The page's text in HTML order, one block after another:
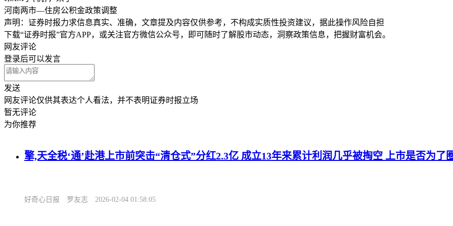
河南两市—住房公积金政策调整
声明：证券时报力求信息真实、准确，文章提及内容仅供参考，不构成实质性投资建议，据此操作风险自担
下载“证券时报”官方APP，或关注官方微信公众号，即可随时了解股市动态，洞察政策信息，把握财富机会。
网友评论
登录后可以发言
发送
网友评论仅供其表达个人看法，并不表明证券时报立场
暂无评论
为你推荐
擎,天全税‘通’赴港上市前突击“清仓式”分红2.3亿 成立13年来累计利润几乎被掏空 上市是否为了
好奇心日报 罗友志 2026-02-04 01:58:05